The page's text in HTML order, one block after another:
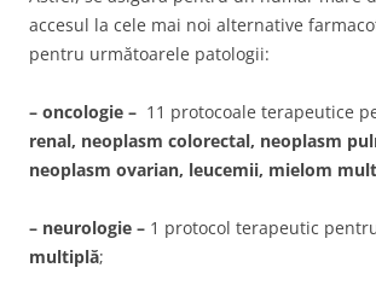
accesul la cele mai noi alternative
pentru următoarele patologii:
– oncologie – 11 protocoale terapeutice
renal, neoplasm colorectal, neoplasm
neoplasm ovarian, leucemii, mielom
– neurologie – 1 protocol terapeutic
multiplă;